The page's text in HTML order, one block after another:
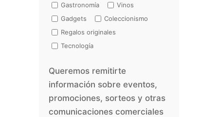
Gastronomía
Vinos
Gadgets
Coleccionismo
Regalos originales
Tecnología
Queremos remitirte
información sobre eventos,
promociones, sorteos y otras
comunicaciones comerciales